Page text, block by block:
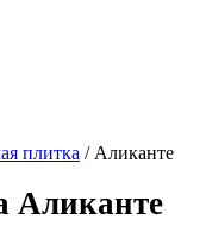
плитка / Аликанте
Аликанте